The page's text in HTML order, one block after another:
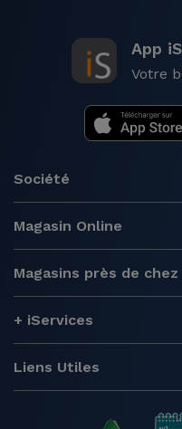
App
Votre
Société
Magasin Online
Magasins près de chez
+ iServices
Liens Utiles